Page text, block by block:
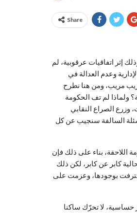
Share
إثر اتفاقيات عرقوبية، لم
وعدم العدالة في
مريب، ومن هنا نطرح
ولماذا لم تف الحكومة
وزرع الصراع النقابي
السالفة سنجيب عن كل
اللاحقة، بناء على ذلك فإن
كابر عن كابر، لكن ذلك
بوجودها، وعزمت على
حساسية، لا تحرّك ساكنا